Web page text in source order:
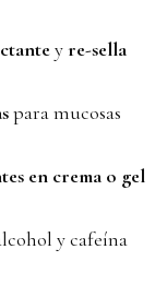
yre-sella
para mucosas
en crema o gel
y cafeína